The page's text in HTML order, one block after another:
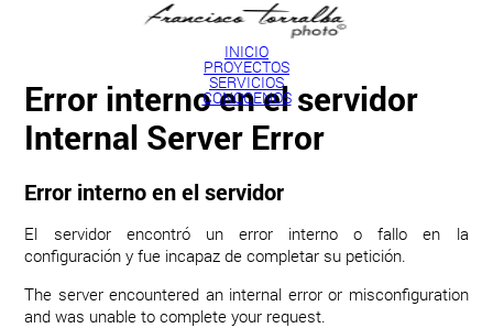
INICIO
PROYECTOS
SERVICIOS
CONOCENOS
Error interno en el servidor
Internal Server Error
Error interno en el servidor
El servidor encontró un error interno o fallo en la
configuración y fue incapaz de completar su petición.
The server encountered an internal error or misconfiguration
and was unable to complete your request.